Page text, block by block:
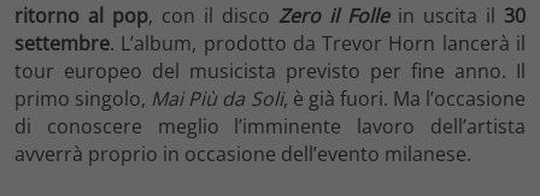
ritorno al pop, con il disco Zero il Follein uscita il 30
settembre. L’album, prodotto da Trevor Horn lancerà il
tour europeo del musicista previsto per fine anno. Il
primo singolo, Mai Più da Soli, è già fuori. Ma l’occasione
di conoscere meglio l’imminente lavoro dell’artista
avverrà proprio in occasione dell’evento milanese.